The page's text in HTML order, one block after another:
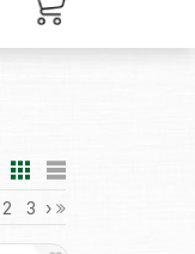
2 3 ›